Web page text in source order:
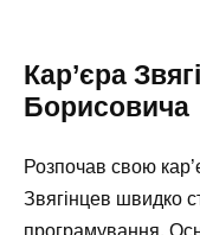
Кар’єра
Борисовича
Розпочав свою
Звягінцев швидко
програмування.